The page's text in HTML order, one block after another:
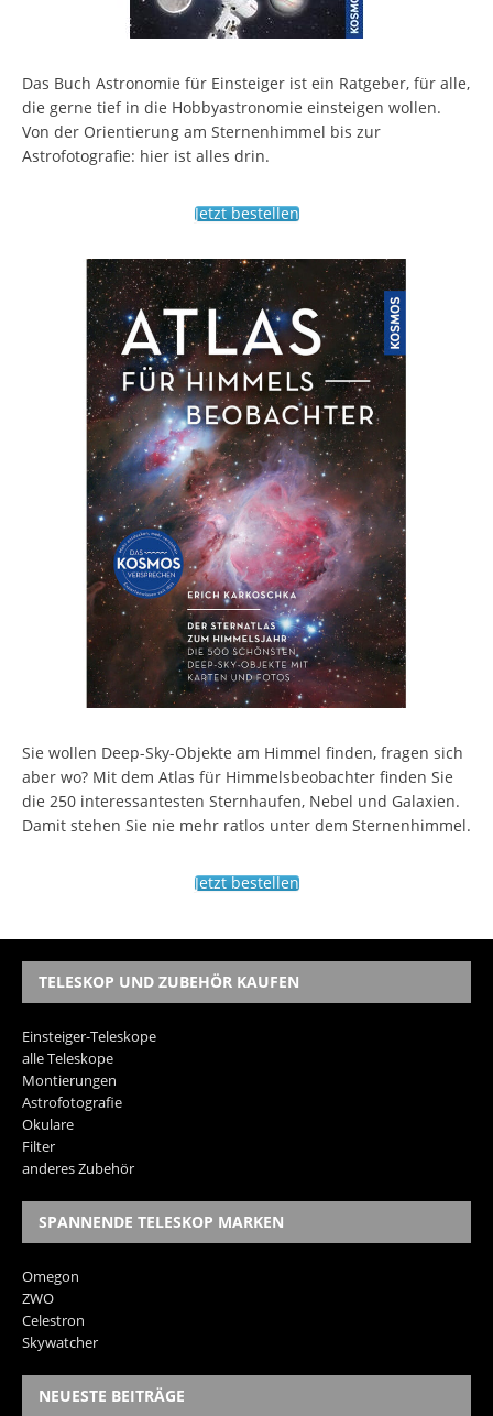
Das Buch Astronomie für Einsteiger ist ein Ratgeber, für alle,
die gerne tief in die Hobbyastronomie einsteigen wollen.
Von der Orientierung am Sternenhimmel bis zur
Astrofotografie: hier ist alles drin.
Jetzt bestellen
Sie wollen Deep-Sky-Objekte am Himmel finden, fragen sich
aber wo? Mit dem Atlas für Himmelsbeobachter finden Sie
die 250 interessantesten Sternhaufen, Nebel und Galaxien.
Damit stehen Sie nie mehr ratlos unter dem Sternenhimmel.
Jetzt bestellen
TELESKOP UND ZUBEHÖR KAUFEN
Einsteiger-Teleskope
alle Teleskope
Montierungen
Astrofotografie
Okulare
Filter
anderes Zubehör
SPANNENDE TELESKOP MARKEN
Omegon
ZWO
Celestron
Skywatcher
NEUESTE BEITRÄGE